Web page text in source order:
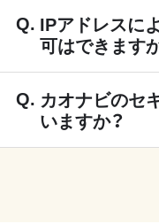
IPアドレスに
可はできます
カオナビのセ
いますか？